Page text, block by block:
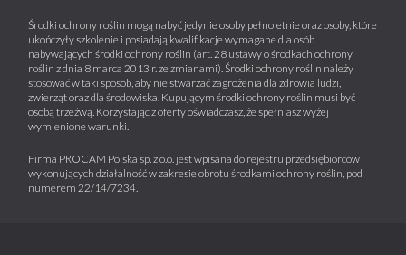
Środki ochrony roślin mogą nabyć jedynie osoby pełnoletnie oraz osoby, które
ukończyły szkolenie i posiadają kwalifikacje wymagane dla osób
nabywających środki ochrony roślin (art. 28 ustawy o środkach ochrony
roślin z dnia 8 marca 2013 r. ze zmianami). Środki ochrony roślin należy
stosować w taki sposób, aby nie stwarzać zagrożenia dla zdrowia ludzi,
zwierząt oraz dla środowiska. Kupującym środki ochrony roślin musi być
osobą trzeźwą. Korzystając z oferty oświadczasz, że spełniasz wyżej
wymienione warunki.
Firma PROCAM Polska sp. z o.o. jest wpisana do rejestru przedsiębiorców
wykonujących działalność w zakresie obrotu środkami ochrony roślin, pod
numerem 22/14/7234.